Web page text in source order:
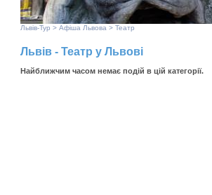
Львів-Тур > Афіша Львова > Театр
Львів - Театр у Львові
Найближчим часом немає подій в цій категорії.